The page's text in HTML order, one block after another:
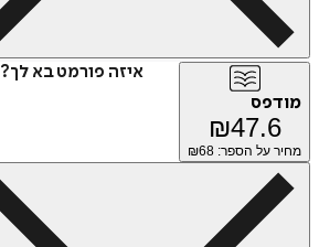
איזה פורמט בא לך?
מודפס
₪47.6
מחיר על הספר: ₪ 68